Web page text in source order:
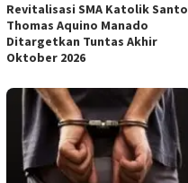
Revitalisasi SMA Katolik Santo
Thomas Aquino Manado
Ditargetkan Tuntas Akhir
Oktober 2026